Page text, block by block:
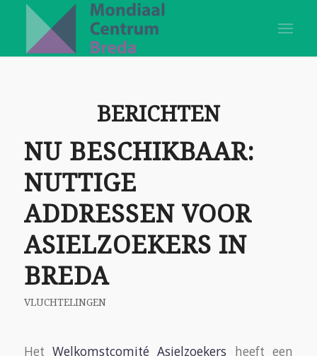
BERICHTEN
NU BESCHIKBAAR:
NUTTIGE
ADDRESSEN VOOR
ASIELZOEKERS IN
BREDA
VLUCHTELINGEN
HetWelkomstcomité Asielzoekers heeft een